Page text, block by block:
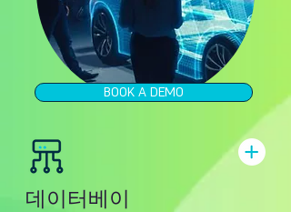
BOOK A DEMO
데이터베이